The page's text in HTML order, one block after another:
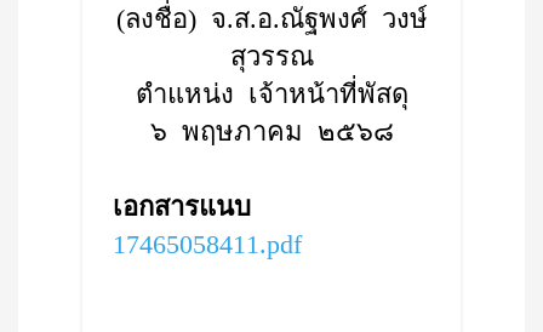
(ลงชื่อ) จ.ส.อ.ณัฐพงศ์ วงษ์
สุวรรณ
ตำแหน่ง เจ้าหน้าที่พัสดุ
๖ พฤษภาคม ๒๕๖๘
เอกสารแนบ
17465058411.pdf